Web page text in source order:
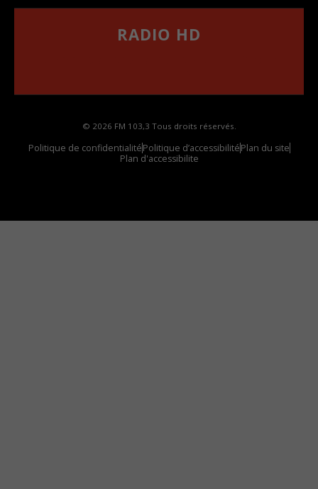
RADIO HD
© 2026 FM 103,3 Tous droits réservés.
Politique de confidentialitéPolitique d’accessibilitéPlan du site
Plan d'accessibilite